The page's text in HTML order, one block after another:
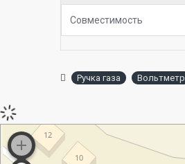
Совместимость
Ручка газа Вольтметр